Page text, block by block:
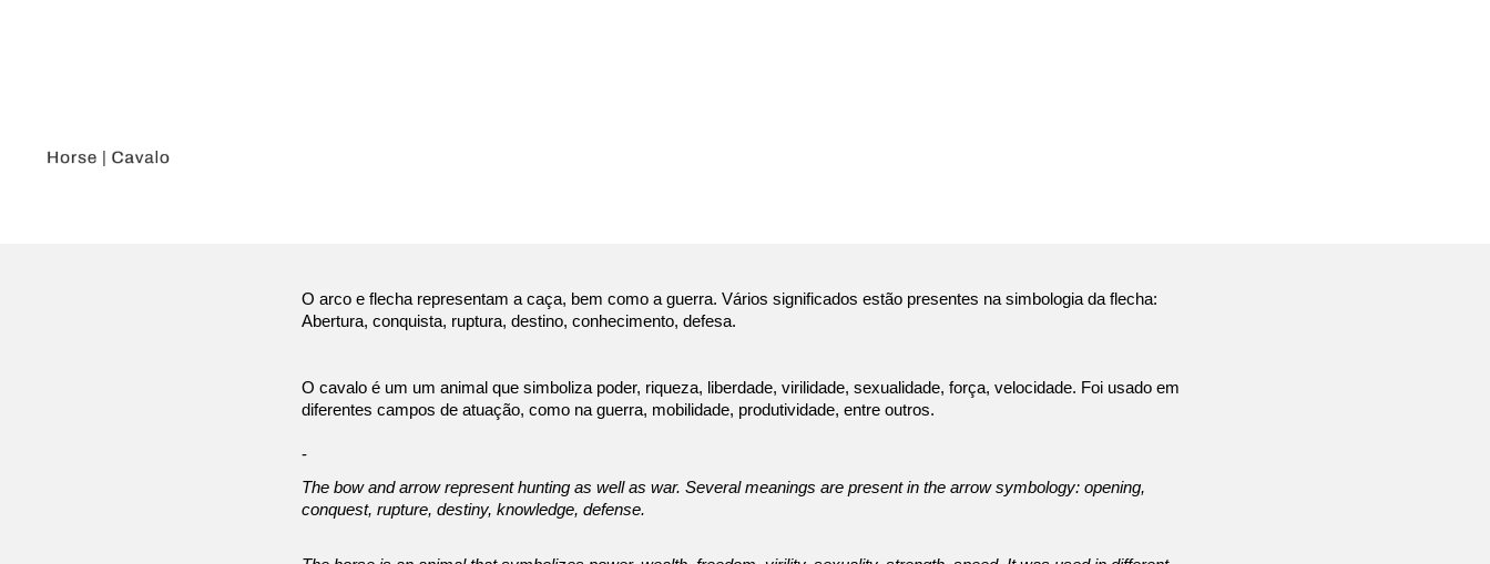
​​​​​​​O arco e flecha representam a caça, bem como a guerra. Vários significados estão presentes na simbologia da flecha:
Abertura, conquista, ruptura, destino, conhecimento, defesa.
O cavalo é um um animal que simboliza poder, riqueza, liberdade, virilidade, sexualidade, força, velocidade. Foi usado em
diferentes campos de atuação, como na guerra, mobilidade, produtividade, entre outros.
-
The bow and arrow represent hunting as well as war. Several meanings are present in the arrow symbology: opening,
conquest, rupture, destiny, knowledge, defense.